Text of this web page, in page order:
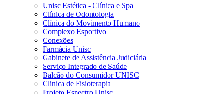
Unisc Estética - Clínica e Spa
Clínica de Odontologia
Clínica do Movimento Humano
Complexo Esportivo
Conexões
Farmácia Unisc
Gabinete de Assistência Judiciária
Serviço Integrado de Saúde
Balcão do Consumidor UNISC
Clínica de Fisioterapia
Projeto Espectro Unisc